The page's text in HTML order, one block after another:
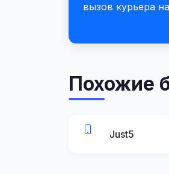
вызов курьера
Похожие
Just5